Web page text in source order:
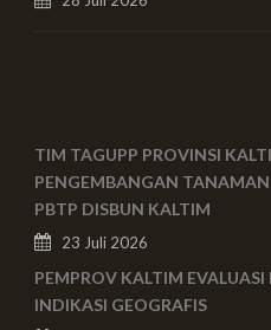
TIM TAGUPP PROVINSI
PENGEMBANGAN
PBTP DISBUN KALTIM
23 Juli 2026
PEMPROV KALTIM
INDIKASI GEOGRAFIS